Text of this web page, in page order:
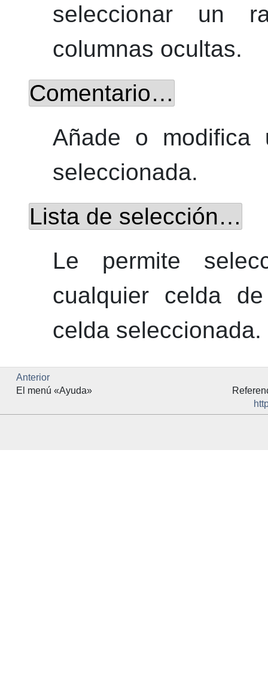
seleccionar un
columnas ocultas.
Comentario…
Añade o modifica
seleccionada.
Lista de selección…
Le permite
cualquier celda
celda seleccionada.
Anterior
El menú «Ayuda»